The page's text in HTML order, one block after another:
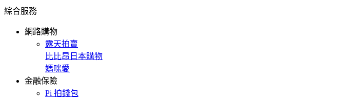
綜合服務
網路購物
露天拍賣
比比昂日本購物
媽咪愛
金融保險
Pi 拍錢包